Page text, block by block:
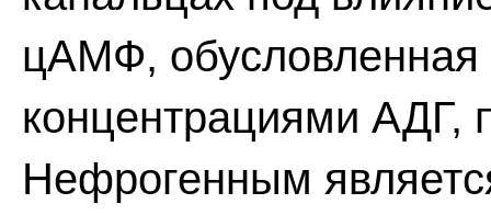
цАМФ, обусловленная
концентрациями АДГ,
Нефрогенным